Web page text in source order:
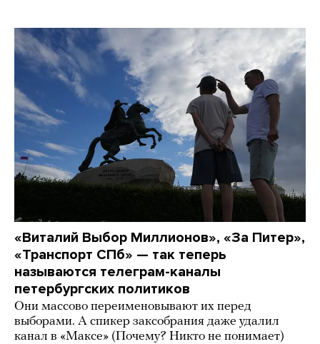
«Виталий Выбор Миллионов», «За Питер»,
«Транспорт СПб» — так теперь
называются телеграм-каналы
петербургских политиков
Они массово переименовывают их перед
выборами. А спикер заксобрания даже удалил
канал в «Максе» (Почему? Никто не понимает)